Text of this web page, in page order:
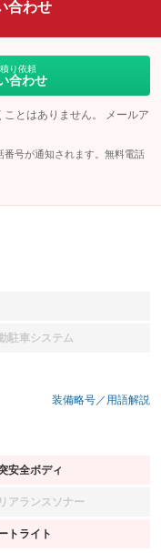
合わせ
り依頼
合わせ
とはありません。 メールア
号が通知されます。無料電話
駐車システム
備なし
装備略号／用語解説
安全ボディ
備あり
アランスソナー
備なし
トライト
備あり